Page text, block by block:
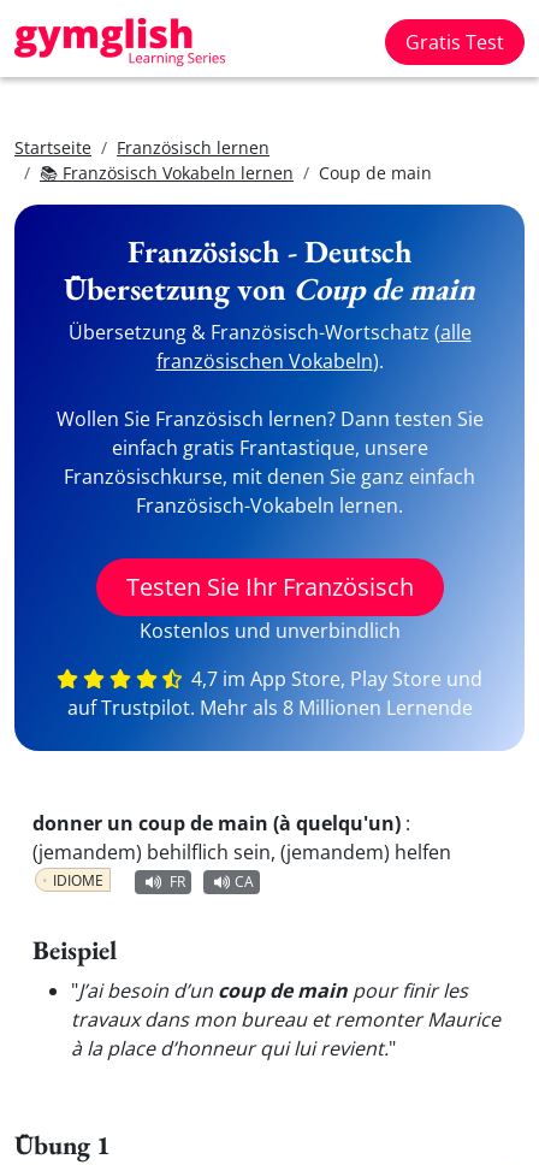
Gratis Test
Startseite
Französisch lernen
📚 Französisch Vokabeln lernen
Coup de main
Französisch - Deutsch
Übersetzung von Coup de main
Übersetzung & Französisch-Wortschatz (alle
französischen Vokabeln).
Wollen Sie Französisch lernen? Dann testen Sie
einfach gratis Frantastique, unsere
Französischkurse, mit denen Sie ganz einfach
Französisch-Vokabeln lernen.
Testen Sie Ihr Französisch
Kostenlos und unverbindlich
4,7 im App Store, Play Store und
auf Trustpilot. Mehr als 8 Millionen Lernende
donner un coup de main (à quelqu'un) :
(jemandem) behilflich sein, (jemandem) helfen
IDIOME FR CA
Beispiel
"J’ai besoin d’un coup de main pour finir les
travaux dans mon bureau et remonter Maurice
à la place d’honneur qui lui revient."
Übung 1